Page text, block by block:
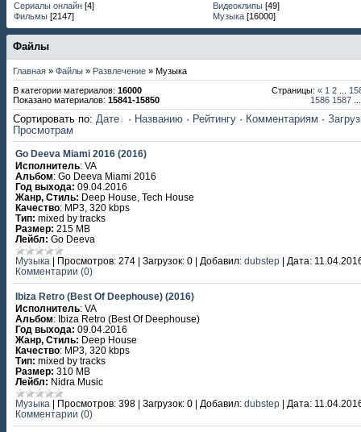
Сериалы онлайн [4] Видеоклипы [49]
Фильмы [2147] Музыка [16000]
Файлы
Главная » Файлы » Развлечение » Музыка
В категории материалов: 16000
Показано материалов: 15841-15850
Страницы: « 1 2
1586 1587
Сортировать по: Дате · Названию · Рейтингу · Комментариям ·
Просмотрам
Go Deeva Miami 2016 (2016)
Исполнитель: VA
Альбом: Go Deeva Miami 2016
Год выхода: 09.04.2016
Жанр, Стиль: Deep House, Tech House
Качество: MP3, 320 kbps
Тип: mixed by tracks
Размер: 215 MB
Лейбл: Go Deeva
Музыка | Просмотров: 274 | Загрузок: 0 | Добавил: dubstep | Дата:
Комментарии (0)
Ibiza Retro (Best Of Deephouse) (2016)
Исполнитель: VA
Альбом: Ibiza Retro (Best Of Deephouse)
Год выхода: 09.04.2016
Жанр, Стиль: Deep House
Качество: MP3, 320 kbps
Тип: mixed by tracks
Размер: 310 MB
Лейбл: Nidra Music
Музыка | Просмотров: 398 | Загрузок: 0 | Добавил: dubstep | Дата:
Комментарии (0)